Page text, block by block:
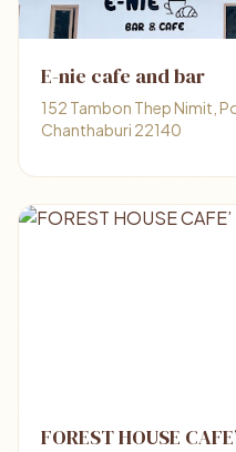
E-nie cafe and bar
152 Tambon Thep Nimit,
Chanthaburi 22140
FOREST HOUSE